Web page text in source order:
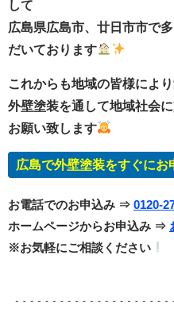
して
広島県広島市、廿日市市で
だいております
これからも地域の皆様によ
外壁塗装を通して地域社会
お願い致します
広島で外壁塗装をすぐにお
お電話でのお申込み ⇒ 0120-
ホームページからお申込み ⇒
※お気軽にご相談ください